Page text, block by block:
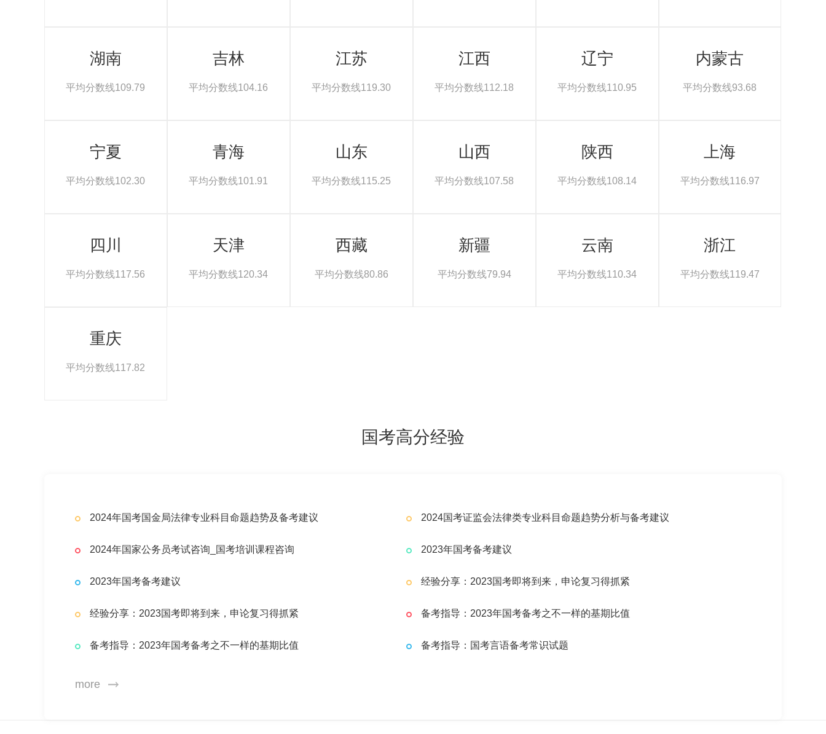
湖南
平均分数线109.79
吉林
平均分数线104.16
江苏
平均分数线119.30
江西
平均分数线112.18
辽宁
平均分数线110.95
内蒙古
平均分数线93.68
宁夏
平均分数线102.30
青海
平均分数线101.91
山东
平均分数线115.25
山西
平均分数线107.58
陕西
平均分数线108.14
上海
平均分数线116.97
四川
平均分数线117.56
天津
平均分数线120.34
西藏
平均分数线80.86
新疆
平均分数线79.94
云南
平均分数线110.34
浙江
平均分数线119.47
重庆
平均分数线117.82
国考高分经验
2024年国考国金局法律专业科目命题趋势及备考建议 2024国考证监会法律类专业科目命题趋势分析与备考建议
2024年国家公务员考试咨询_国考培训课程咨询 2023年国考备考建议
2023年国考备考建议 经验分享：2023国考即将到来，申论复习得抓紧
经验分享：2023国考即将到来，申论复习得抓紧 备考指导：2023年国考备考之不一样的基期比值
备考指导：2023年国考备考之不一样的基期比值 备考指导：国考言语备考常识试题
more